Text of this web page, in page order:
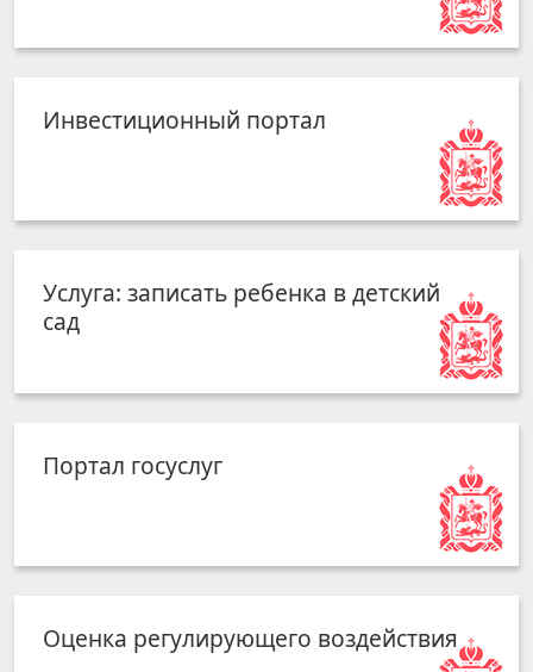
Инвестиционный портал
Услуга: записать ребенка в детский
сад
Портал госуслуг
Оценка регулирующего воздействия